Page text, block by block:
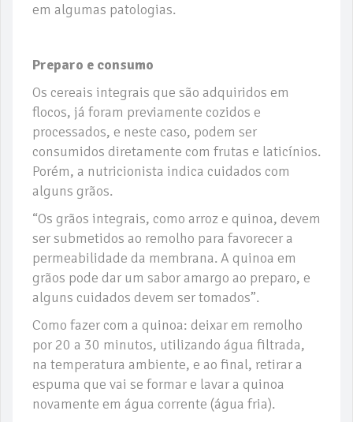
em algumas patologias.
Preparo e consumo
Os cereais integrais que são adquiridos em
flocos, já foram previamente cozidos e
processados, e neste caso, podem ser
consumidos diretamente com frutas e laticínios.
Porém, a nutricionista indica cuidados com
alguns grãos.
“Os grãos integrais, como arroz e quinoa, devem
ser submetidos ao remolho para favorecer a
permeabilidade da membrana. A quinoa em
grãos pode dar um sabor amargo ao preparo, e
alguns cuidados devem ser tomados”.
Como fazer com a quinoa: deixar em remolho
por 20 a 30 minutos, utilizando água filtrada,
na temperatura ambiente, e ao final, retirar a
espuma que vai se formar e lavar a quinoa
novamente em água corrente (água fria).